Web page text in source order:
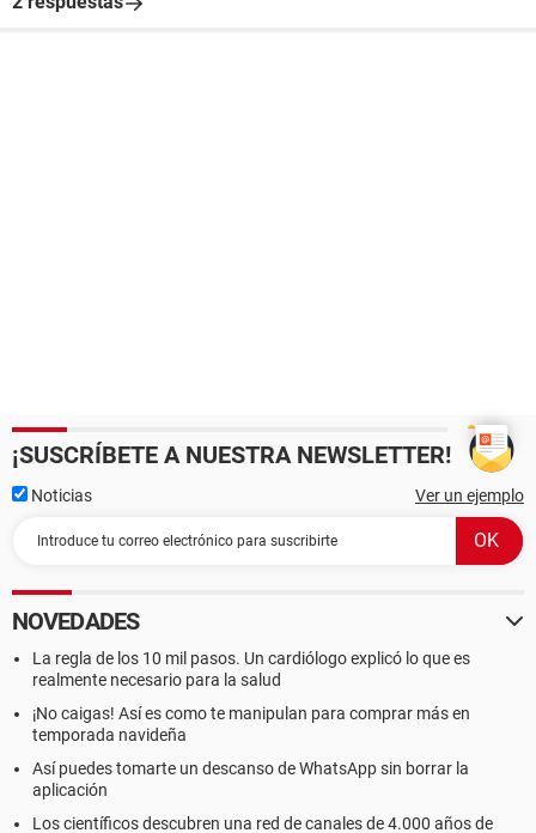
¡SUSCRÍBETE A NUESTRA NEWSLETTER!
Noticias Ver un ejemplo
NOVEDADES
La regla de los 10 mil pasos. Un cardiólogo explicó lo que es
realmente necesario para la salud
¡No caigas! Así es como te manipulan para comprar más en
temporada navideña
Así puedes tomarte un descanso de WhatsApp sin borrar la
aplicación
Los científicos descubren una red de canales de 4.000 años de